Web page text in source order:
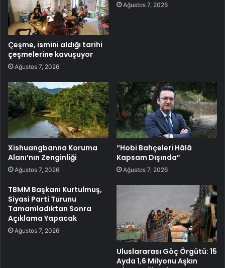
Çeşme, ismini aldığı tarihi
çeşmelerine kavuşuyor
Ağustos 7, 2026
Ağustos 7, 2026
Xishuangbanna Koruma
Alanı’nın Zenginliği
Ağustos 7, 2026
“Hobi Bahçeleri Hâlâ
Kapsam Dışında”
Ağustos 7, 2026
TBMM Başkanı Kurtulmuş,
Siyasi Parti Turunu
Tamamladıktan Sonra
Açıklama Yapacak
Ağustos 7, 2026
Uluslararası Göç Örgütü: 15
Ayda 1,6 Milyonu Aşkın